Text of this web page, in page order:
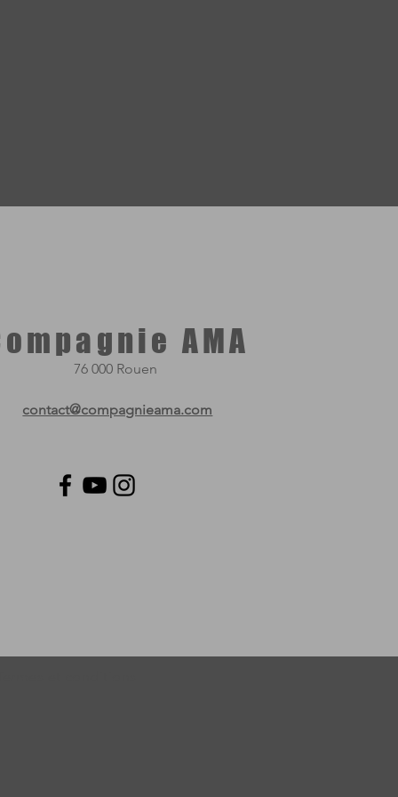
AMA
76 000 Rouen ​
contact@compagnieama.com